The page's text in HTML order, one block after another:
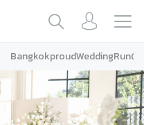
BangkokproudWeddingRunQ